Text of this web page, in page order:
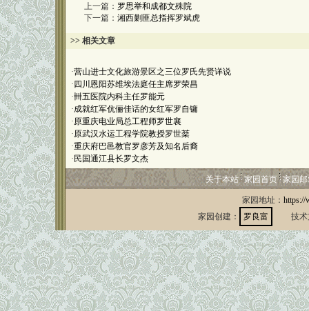
上一篇： 罗思举和成都文殊院
下一篇： 湘西剿匪总指挥罗斌虎
>> 相关文章
·营山进士文化旅游景区之三位罗氏先贤详说
· 四川恩阳苏维埃法庭任主席罗荣昌
·卌五医院内科主任罗能元
·成就红军伉俪佳话的女红军罗自镛
·原重庆电业局总工程师罗世襄
·原武汉水运工程学院教授罗世棻
·重庆府巴邑教官罗彦芳及知名后裔
· 民国通江县长罗文杰
关于本站 家园首页 家园
家园地址： https://
家园创建：
罗良富 技术